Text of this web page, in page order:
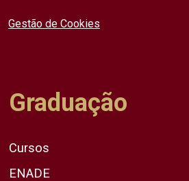
Gestão de Cookies
Graduação
Cursos
ENADE